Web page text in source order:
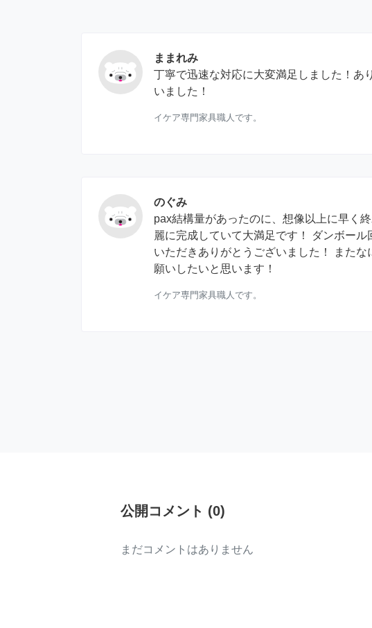
ままれみ
丁寧で迅速な対応に大変満足しました！あ
いました！
イケア専門家具職人です。
のぐみ
pax結構量があったのに、想像以上に早く
麗に完成していて大満足です！ ダンボール
いただきありがとうございました！ またな
願いしたいと思います！
イケア専門家具職人です。
公開コメント (0)
まだコメントはありません